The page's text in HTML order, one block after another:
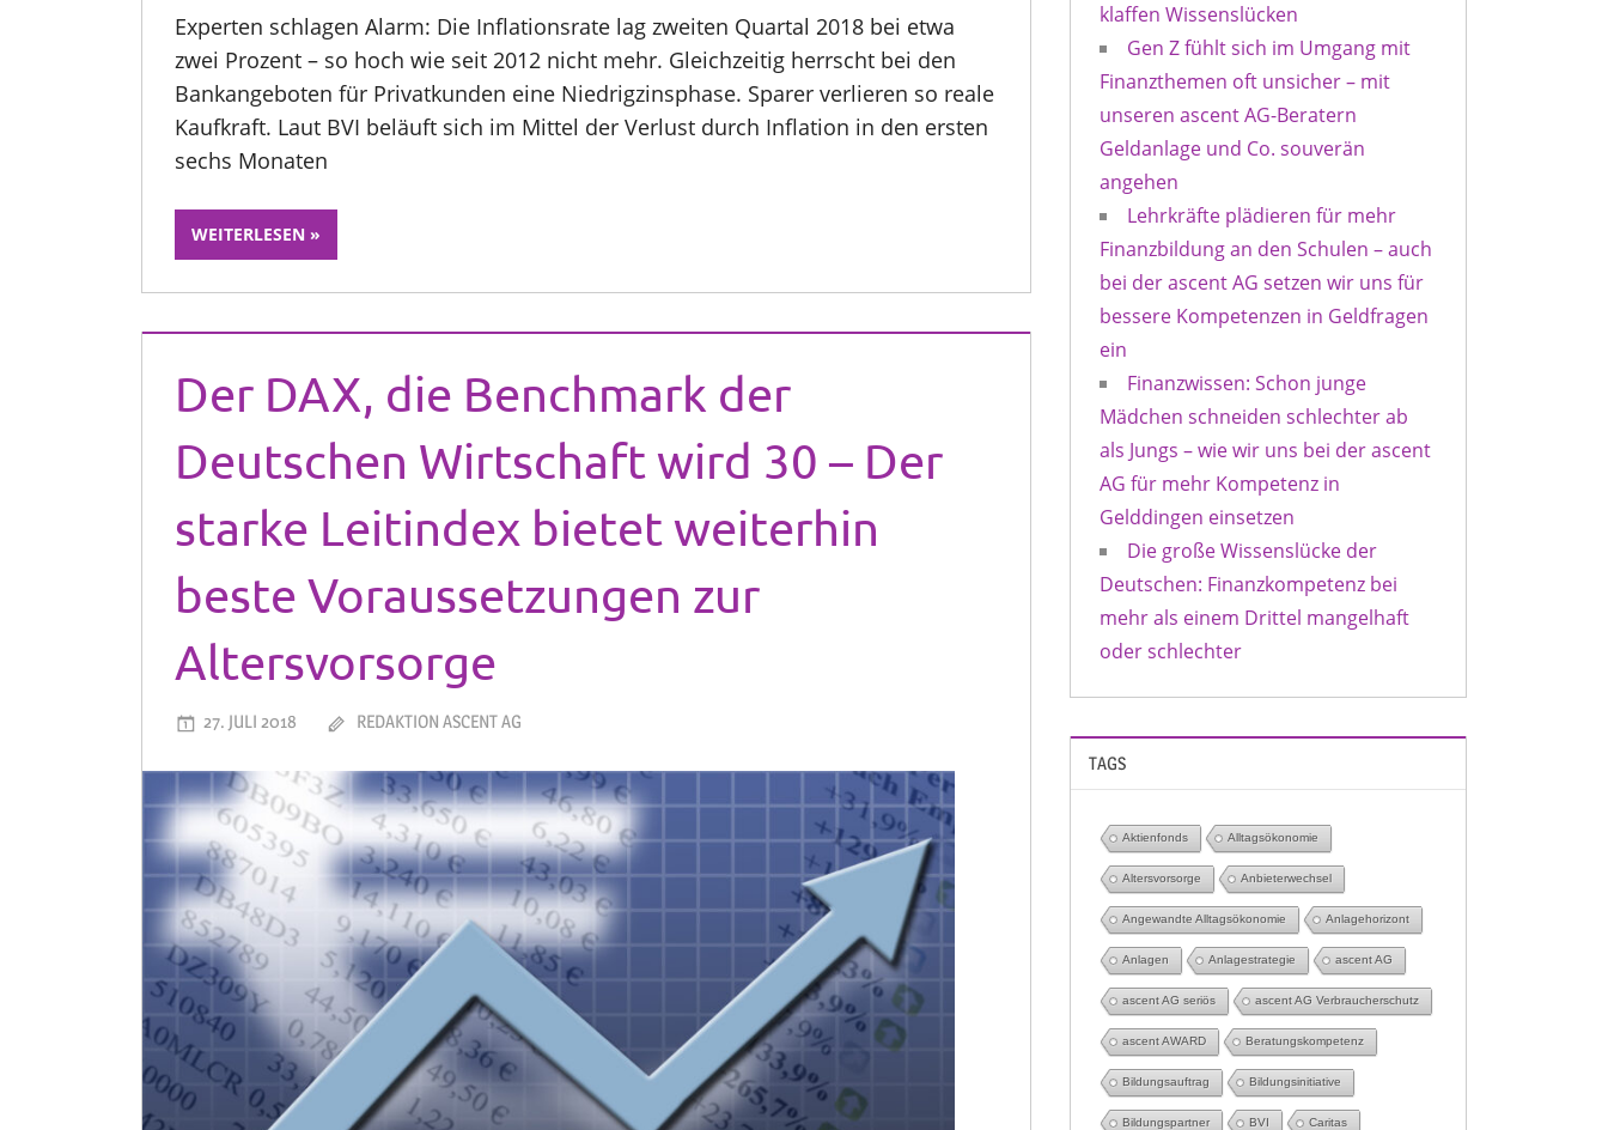
Experten schlagen Alarm: Die Inflationsrate lag zweiten Quartal 2018 bei etwa
zwei Prozent – so hoch wie seit 2012 nicht mehr. Gleichzeitig herrscht bei den
Bankangeboten für Privatkunden eine Niedrigzinsphase. Sparer verlieren so reale
Kaufkraft. Laut BVI beläuft sich im Mittel der Verlust durch Inflation in den ersten
sechs Monaten
WEITERLESEN
Der DAX, die Benchmark der
Deutschen Wirtschaft wird 30 – Der
starke Leitindex bietet weiterhin
beste Voraussetzungen zur
Altersvorsorge
27. JULI 2018 REDAKTION ASCENT AG
klaffen Wissenslücken
Gen Z fühlt sich im Umgang mit
Finanzthemen oft unsicher – mit
unseren ascent AG-Beratern
Geldanlage und Co. souverän
angehen
Lehrkräfte plädieren für mehr
Finanzbildung an den Schulen – auch
bei der ascent AG setzen wir uns für
bessere Kompetenzen in Geldfragen
ein
Finanzwissen: Schon junge
Mädchen schneiden schlechter ab
als Jungs – wie wir uns bei der ascent
AG für mehr Kompetenz in
Gelddingen einsetzen
Die große Wissenslücke der
Deutschen: Finanzkompetenz bei
mehr als einem Drittel mangelhaft
oder schlechter
TAGS
Aktienfonds Alltagsökonomie
Altersvorsorge Anbieterwechsel
Angewandte Alltagsökonomie Anlagehorizont
Anlagen Anlagestrategie ascent AG
ascent AG seriös ascent AG Verbraucherschutz
ascent AWARD Beratungskompetenz
Bildungsauftrag Bildungsinitiative
Bildungspartner BVI Caritas